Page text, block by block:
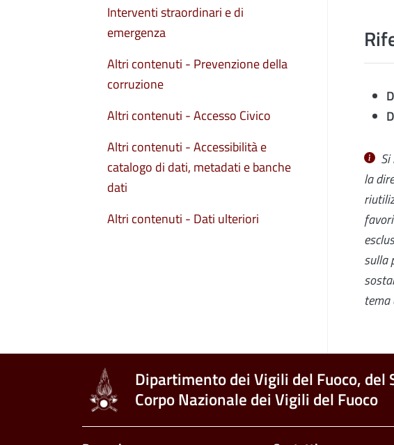
la
sulla
Interventi straordinari e di
emergenza
Altri contenuti - Prevenzione della
corruzione
Altri contenuti - Accesso Civico
Altri contenuti - Accessibilità e
catalogo di dati, metadati e banche
dati
Altri contenuti - Dati ulteriori
Dipartimento dei Vigili del Fuoco, del
Corpo Nazionale dei Vigili del Fuoco